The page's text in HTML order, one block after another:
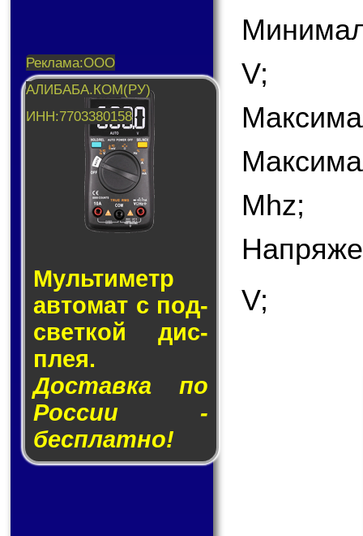
Муль­ти­метр
ав­то­мат с под­
свет­кой дис­
плея.
Доставка по
России -
бесплатно!
V;
Mhz;
V;